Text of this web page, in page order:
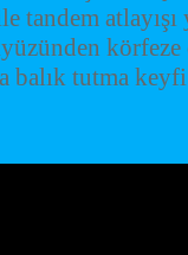
tandem atlayışı
körfeze
balık tutma keyfi